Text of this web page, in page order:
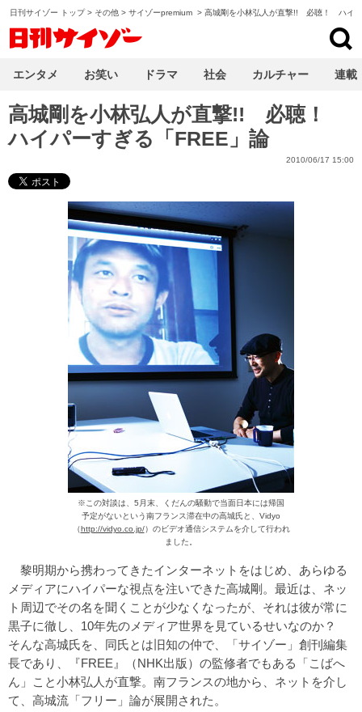
日刊サイゾー トップ> その他 > サイゾーpremium > 高城剛を小林弘人が直撃!! 必聴！ ハイパ
高城剛を小林弘人が直撃!! 必聴！
ハイパーすぎる「FREE」論
2010/06/17 15:00
※この対談は、5月末、くだんの騒動で当面日本には帰国
予定がないという南フランス滞在中の高城氏と、Vidyo
（http://vidyo.co.jp/）のビデオ通信システムを介して行われ
ました。
黎明期から携わってきたインターネットをはじめ、あらゆる
メディアにハイパーな視点を注いできた高城剛。最近は、ネッ
ト周辺でその名を聞くことが少なくなったが、それは彼が常に
黒子に徹し、10年先のメディア世界を見ているせいなのか？
そんな高城氏を、同氏とは旧知の仲で、「サイゾー」創刊編集
長であり、『FREE』（NHK出版）の監修者でもある「こばへ
ん」こと小林弘人が直撃。南フランスの地から、ネットを介し
て、高城流「フリー」論が展開された。
エンタメ お笑い ドラマ 社会 カルチャー 連載